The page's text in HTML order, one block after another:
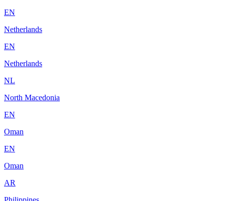
EN
Netherlands
EN
Netherlands
NL
North Macedonia
EN
Oman
EN
Oman
AR